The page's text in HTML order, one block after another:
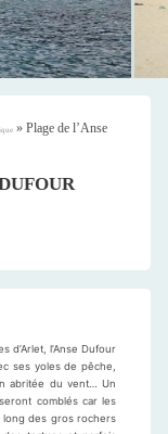
» Plage de l’Anse
d’Arlet, l’Anse Dufour
ses yoles de pêche,
abritée du vent… Un
comblés car les
long des gros rochers